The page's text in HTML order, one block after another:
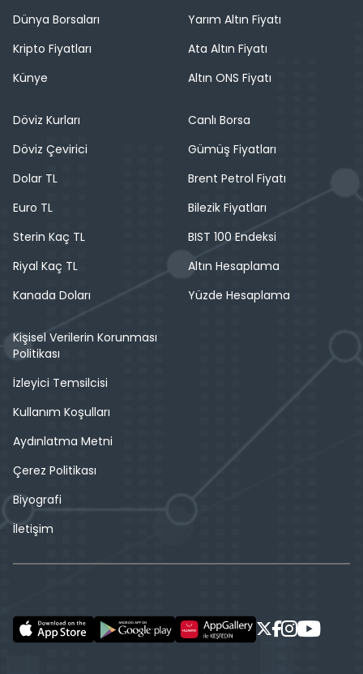
Dünya Borsaları
Kripto Fiyatları
Künye
Yarım Altın Fiyatı
Ata Altın Fiyatı
Altın ONS Fiyatı
Döviz Kurları
Döviz Çevirici
Dolar TL
Euro TL
Sterin Kaç TL
Riyal Kaç TL
Kanada Doları
Canlı Borsa
Gümüş Fiyatları
Brent Petrol Fiyatı
Bilezik Fiyatları
BIST 100 Endeksi
Altın Hesaplama
Yüzde Hesaplama
Kişisel Verilerin Korunması
Politikası
İzleyici Temsilcisi
Kullanım Koşulları
Aydınlatma Metni
Çerez Politikası
Biyografi
İletişim